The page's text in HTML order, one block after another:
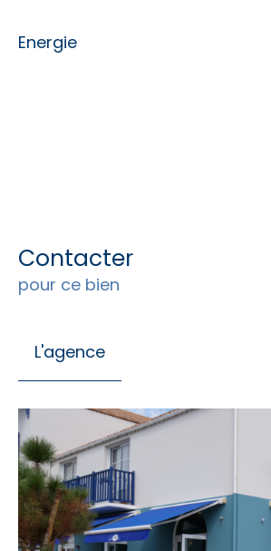
Energie
Contacter
pour ce bien
L'agence